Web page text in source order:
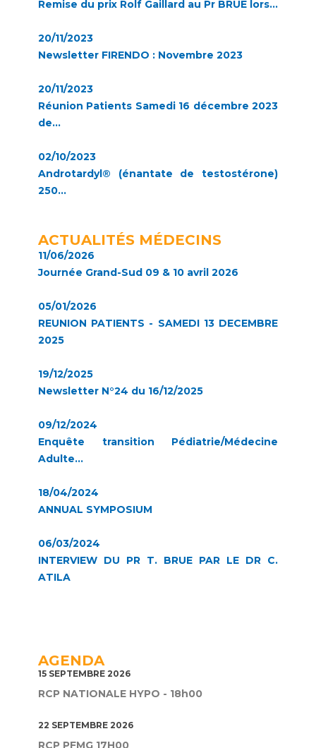
Remise du prix Rolf Gaillard au Pr BRUE lors...
20/11/2023
Newsletter FIRENDO : Novembre 2023
20/11/2023
Réunion Patients Samedi 16 décembre 2023
de...
02/10/2023
Androtardyl® (énantate de testostérone)
250...
ACTUALITÉS MÉDECINS
11/06/2026
Journée Grand-Sud 09 & 10 avril 2026
05/01/2026
REUNION PATIENTS - SAMEDI 13 DECEMBRE
2025
19/12/2025
Newsletter N°24 du 16/12/2025
09/12/2024
Enquête transition Pédiatrie/Médecine
Adulte...
18/04/2024
ANNUAL SYMPOSIUM
06/03/2024
INTERVIEW DU PR T. BRUE PAR LE DR C.
ATILA
AGENDA
15 SEPTEMBRE 2026
RCP NATIONALE HYPO - 18h00
22 SEPTEMBRE 2026
RCP PFMG 17H00